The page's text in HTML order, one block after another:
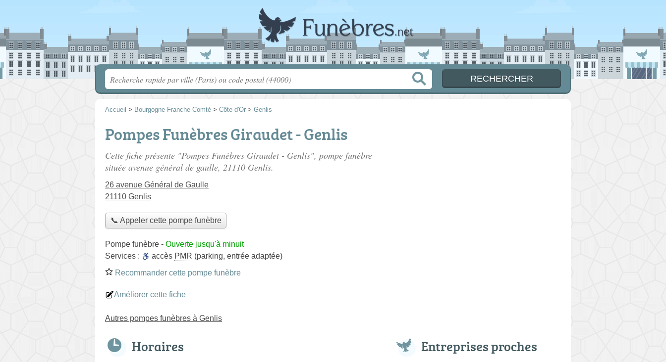
Accueil > Bourgogne-Franche-Comté > Côte-d'Or > Genlis
Pompes Funèbres Giraudet - Genlis
Cette fiche présente "Pompes Funèbres Giraudet - Genlis", pompe funèbre
située avenue général de gaulle, 21110 Genlis.
26 avenue Général de Gaulle
21110 Genlis
📞 Appeler cette pompe funèbre
Pompe funèbre - Ouverte jusqu'à minuit
Services :
accès PMR (parking, entrée adaptée)
Recommander cette pompe funèbre
Améliorer cette fiche
Autres pompes funèbres à Genlis
Horaires Entreprises proches